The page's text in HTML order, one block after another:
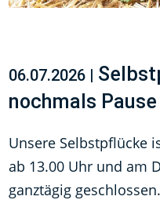
06.07.2026 |
nochmals Pause
Unsere Selbstpflücke
ab 13.00 Uhr und am
ganztägig geschlossen.